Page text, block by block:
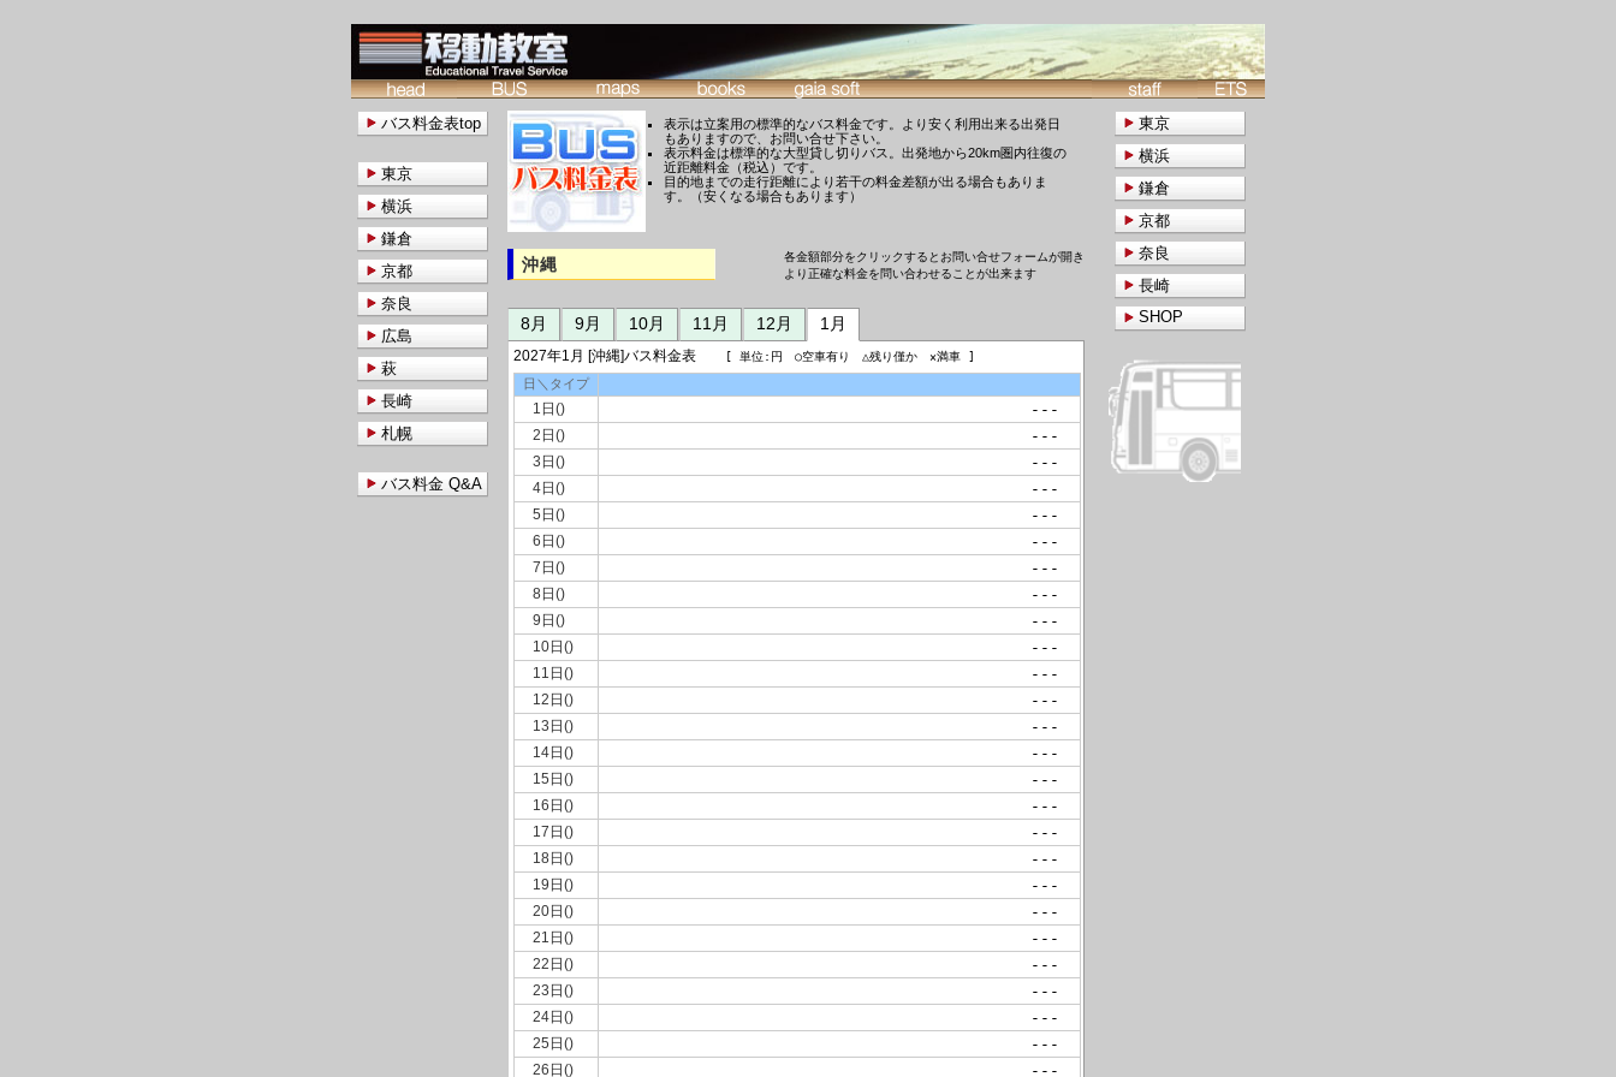
表示は立案用の標準的なバス料金です。より安く利用出来る出発日
もありますので、お問い合せ下さい。
表示料金は標準的な大型貸し切りバス。出発地から20km圏内往復の
近距離料金（税込）です。
目的地までの走行距離により若干の料金差額が出る場合もありま
す。（安くなる場合もあります）
沖縄
各金額部分をクリックするとお問い合せフォームが開き
より正確な料金を問い合わせることが出来ます
8月 9月 10月 11月 12月 1月
2027年1月 [沖縄]バス料金表 [ 単位:円 ○空車有り △残り僅か ×満車 ]
日＼タイプ
1日() ---
2日() ---
3日() ---
4日() ---
5日() ---
6日() ---
7日() ---
8日() ---
9日() ---
10日() ---
11日() ---
12日() ---
13日() ---
14日() ---
15日() ---
16日() ---
17日() ---
18日() ---
19日() ---
20日() ---
21日() ---
22日() ---
23日() ---
24日() ---
25日() ---
26日() ---
東京
横浜
鎌倉
京都
奈良
長崎
SHOP
バス料金表top
東京
横浜
鎌倉
京都
奈良
広島
萩
長崎
札幌
バス料金 Q&A